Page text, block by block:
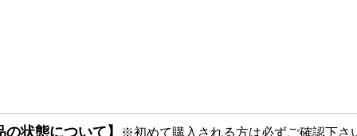
の状態について】 ※初めて購入される方は必ずご確認下さ